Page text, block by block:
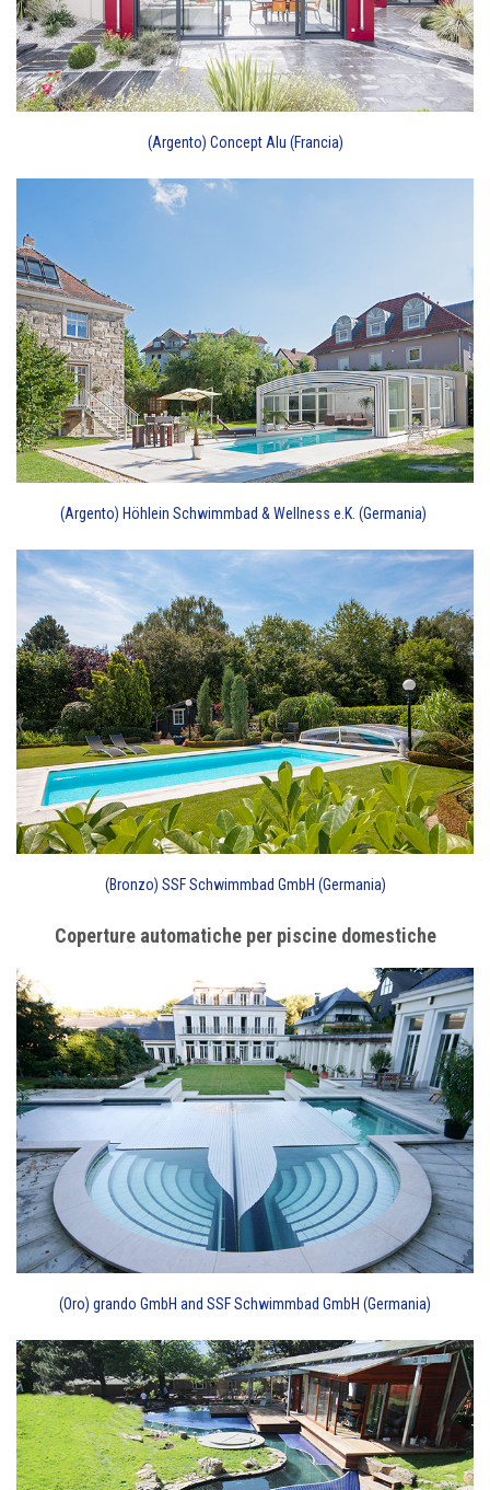
(Argento) Concept Alu (Francia)
(Argento) Höhlein Schwimmbad & Wellness e.K. (Germania)
(Bronzo) SSF Schwimmbad GmbH (Germania)
Coperture automatiche per piscine domestiche
(Oro) grando GmbH and SSF Schwimmbad GmbH (Germania)